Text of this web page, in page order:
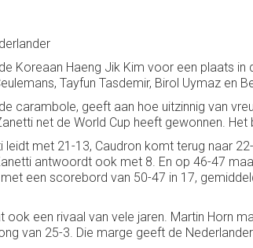
Koreaan Haeng Jik Kim voor een plaats in
Tayfun Tasdemir, Birol Uymaz en
carambole, geeft aan hoe uitzinnig van
net de World Cup heeft gewonnen.
met 21-13, Caudron komt terug naar
antwoordt ook met 8. En op 46-47
een scorebord van 50-47 in 17,
een rivaal van vele jaren. Martin Horn
van 25-3. Die marge geeft de